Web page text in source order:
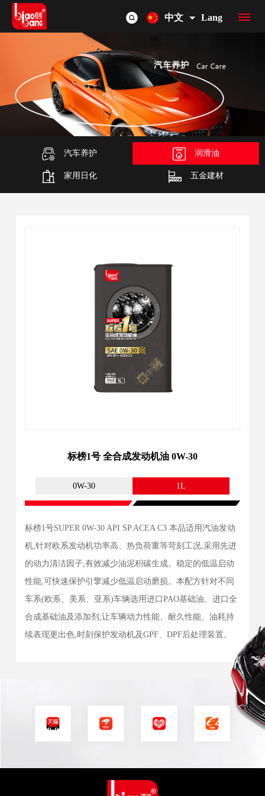
中文 Lang
首
页
品
牌
介
绍
产
品
总
OEM/ODM
联
汽车养护 润滑油
家用日化 五金建材
标榜1号 全合成发动机油 0W-30
0W-30 1L
标榜1号SUPER 0W-30 API SP ACEA C3 本品适用汽油发动
机,针对欧系发动机功率高、热负荷重等苛刻工况,采用先进
的动力清洁因子,有效减少油泥积碳生成。稳定的低温启动
性能,可快速保护引擎减少低温启动磨损。本配方针对不同
车系(欧系、美系、亚系)车辆选用进口PAO基础油、进口全
合成基础油及添加剂,让车辆动力性能、耐久性能、油耗持
续表现更出色,时刻保护发动机及GPF、DPF后处理装置。